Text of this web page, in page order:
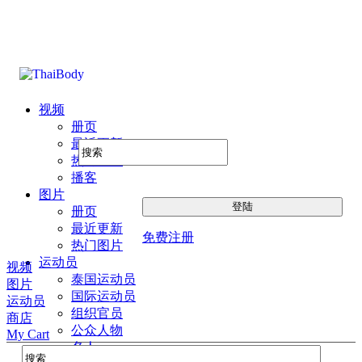
视频
册页
最近更新
热门图片
播客
图片
册页
最近更新
热门图片
运动员
泰国运动员
国际运动员
组织官员
公众人物
名人
免费注册
视频
图片
运动员
商店
My Cart